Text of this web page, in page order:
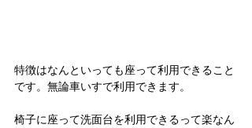
特徴はなんといっても座って利用できること
です。無論車いすで利用できます。
椅子に座って洗面台を利用できるって楽なん